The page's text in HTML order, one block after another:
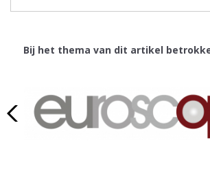
Bij het thema van dit artikel